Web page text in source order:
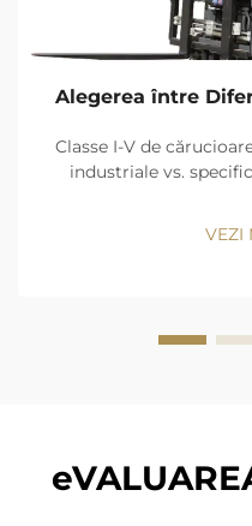
Alegerea între
Classe I-V de
industriale vs.
precizia de mişcare
VEZI